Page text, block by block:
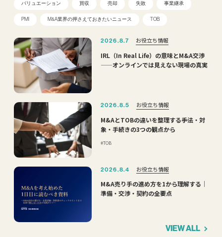
バリュエーション 買収 売却 失敗 事業継承
PMI M&A業界の押さえておきたいニュース TOB
2026.8.7 お役立ち情報
IRL（In Real Life）の意味とM&A交渉
——オンラインでは見えない現場の真実
2026.8.5 お役立ち情報
M&AとTOBの違いを整理する――手法・対
象・手続きの3つの観点から
TOB
2026.8.4 お役立ち情報
M&A売り手の進め方を1から理解する｜
準備・交渉・契約の全要点
VIEW ALL